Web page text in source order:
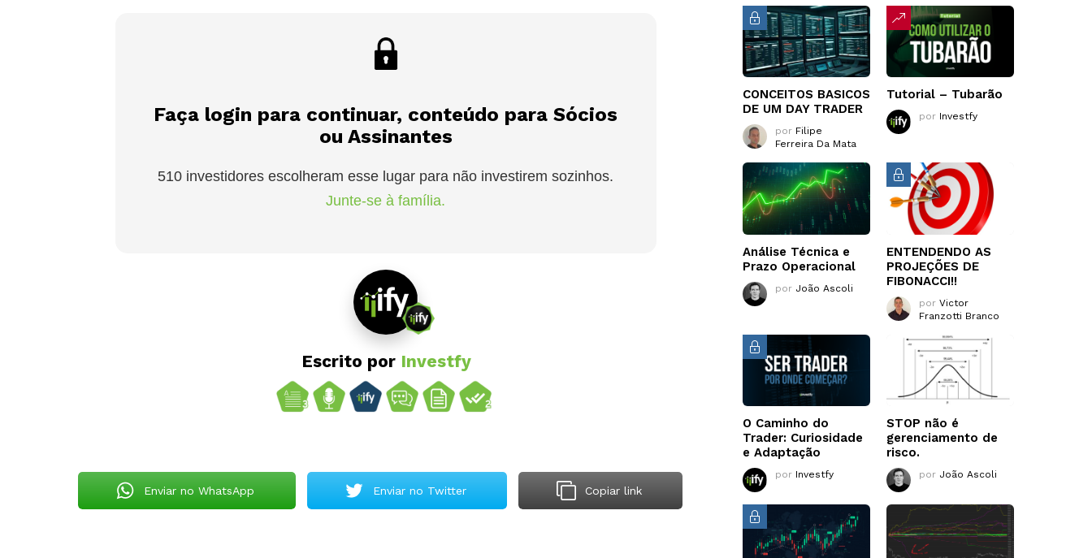
Faça login para continuar, conteúdo para Sócios
ou Assinantes
510 investidores escolheram esse lugar para não investirem sozinhos.
Junte-se à família.
Escrito por Investfy
Enviar no WhatsApp Enviar no Twitter Copiar link
CONCEITOS BASICOS
DE UM DAY TRADER
por Filipe
Ferreira Da Mata
Tutorial – Tubarão
por Investfy
Análise Técnica e
Prazo Operacional
por João Ascoli
ENTENDENDO AS
PROJEÇÕES DE
FIBONACCI!!
por Victor
Franzotti Branco
O Caminho do
Trader: Curiosidade
e Adaptação
por Investfy
STOP não é
gerenciamento de
risco.
por João Ascoli